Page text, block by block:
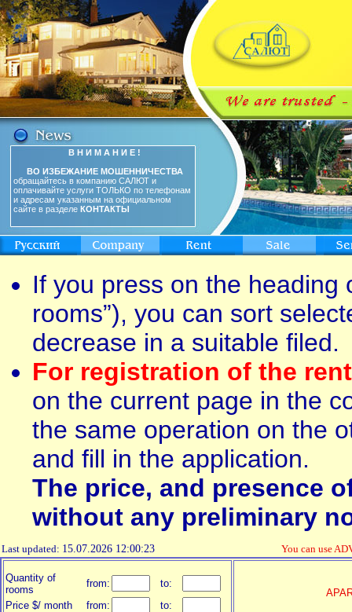
В Н И М А Н И Е !
ВО ИЗБЕЖАНИЕ МОШЕННИЧЕСТВА
обращайтесь в компанию САЛЮТ и
оплачивайте услуги ТОЛЬКО по телефонам
и адресам указанным на официальном
сайте в разделе КОНТАКТЫ
If you press on the heading
rooms”), you can sort
decrease in a suitable filed.
For registration of the
on the current page in the
the same operation on the
and fill in the application.
The price, and presence
without any preliminary
Last updated: 15.07.2026 12:00:23 You can use
Quantity of
rooms
from:
to:
Price $/ month
from: to: